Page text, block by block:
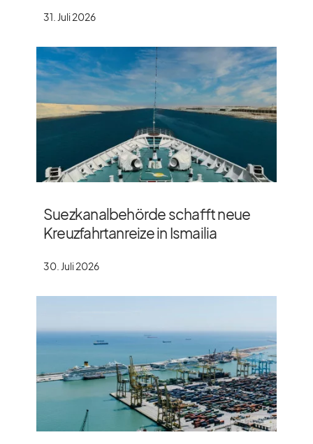
31. Juli 2026
Suezkanalbehörde schafft neue
Kreuzfahrtanreize in Ismailia
30. Juli 2026